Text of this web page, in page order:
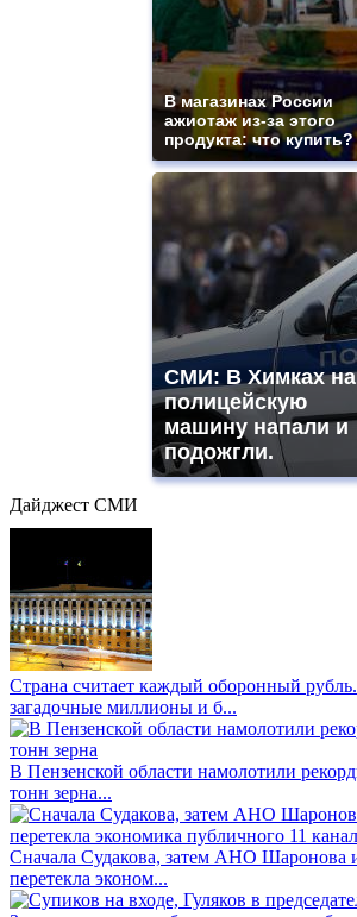
В магазинах России
ажиотаж из-за этого
продукта: что купить?
СМИ: В Химках на
полицейскую
машину напали и
подожгли.
Дайджест СМИ
Страна считает каждый оборонный
загадочные миллионы и б...
В Пензенской области намолотили
тонн зерна...
Сначала Судакова, затем АНО Шаронова
перетекла эконом...